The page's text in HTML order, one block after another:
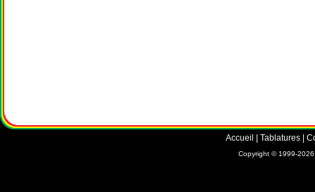
Accueil Tablatures
Copyright © 1999-